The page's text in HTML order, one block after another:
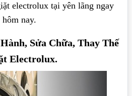
electrolux tại yên lãng ngay
hôm nay.
Sửa Chữa, Thay Thế
Electrolux.